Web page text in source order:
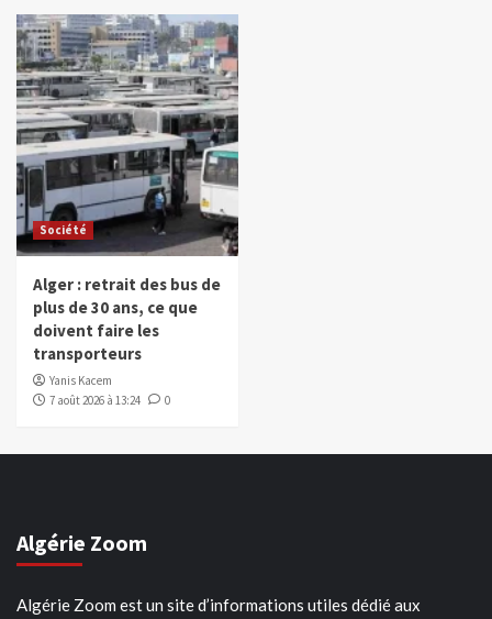
Société
Alger : retrait des bus de
plus de 30 ans, ce que
doivent faire les
transporteurs
Yanis Kacem
7 août 2026 à 13:24
0
Algérie Zoom
Algérie Zoom est un site d’informations utiles dédié aux